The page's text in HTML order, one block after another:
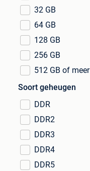
32 GB
64 GB
128 GB
256 GB
512 GB of meer
Soort geheugen
DDR
DDR2
DDR3
DDR4
DDR5